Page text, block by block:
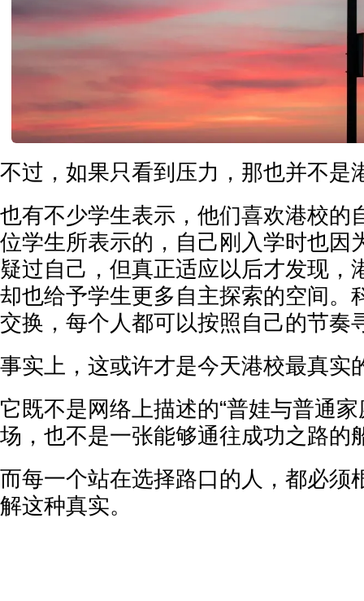
不过，如果只看到压力，那也并不是
也有不少学生表示，他们喜欢港校的
位学生所表示的，自己刚入学时也因
疑过自己，但真正适应以后才发现，
却也给予学生更多自主探索的空间。
交换，每个人都可以按照自己的节奏
事实上，这或许才是今天港校最真实
它既不是网络上描述的“普娃与普通
场，也不是一张能够通往成功之路的
而每一个站在选择路口的人，都必须
解这种真实。